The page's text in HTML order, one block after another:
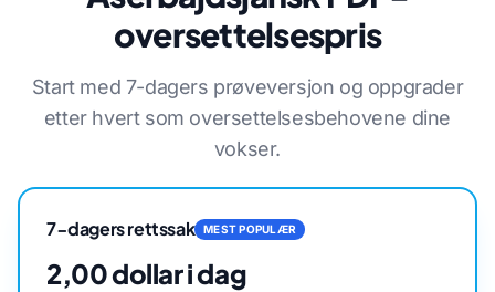
oversettelsespris
Start med 7-dagers prøveversjon og oppgrader
etter hvert som oversettelsesbehovene dine
vokser.
7-dagers rettssak MEST POPULÆR
2,00 dollar i dag